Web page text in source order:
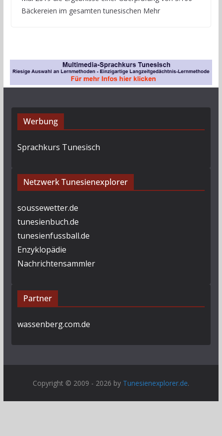
Bäckereien im gesamten tunesischen Mehr
Werbung
Sprachkurs Tunesisch
Netzwerk Tunesienexplorer
soussewetter.de
tunesienbuch.de
tunesienfussball.de
Enzyklopädie
Nachrichtensammler
Partner
wassenberg.com.de
Copyright © 2009 - 2026 by Tunesienexplorer.de.